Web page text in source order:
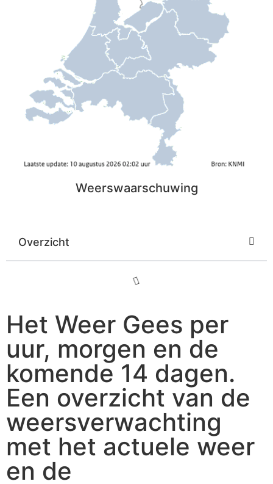
Weerswaarschuwing
Overzicht
Het Weer Gees per
uur, morgen en de
komende 14 dagen.
Een overzicht van de
weersverwachting
met het actuele weer
en de